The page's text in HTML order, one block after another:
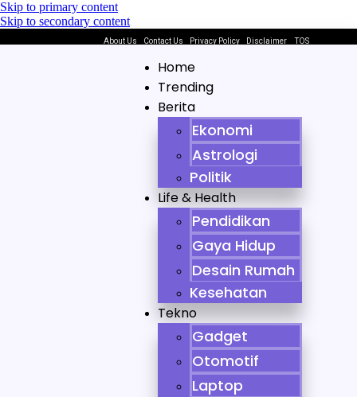
Skip to primary content
Skip to secondary content
About Us Contact Us Privacy Policy DisclaimerTOS
Home
Trending
Berita
Ekonomi
Astrologi
Politik
Life & Health
Pendidikan
Gaya Hidup
Desain Rumah
Kesehatan
Tekno
Gadget
Otomotif
Laptop